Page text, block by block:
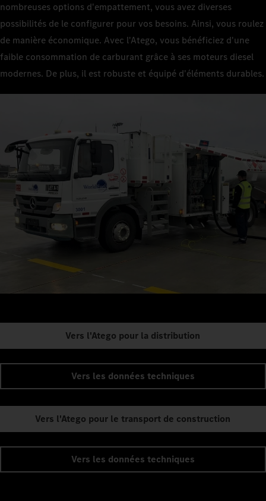
nombreuses options d'empattement, vous avez diverses
possibilités de le configurer pour vos besoins. Ainsi, vous roulez
de manière économique. Avec l'Atego, vous bénéficiez d'une
faible consommation de carburant grâce à ses moteurs diesel
modernes. De plus, il est robuste et équipé d'éléments durables.
Vers l'Atego pour la distribution
Vers les données techniques
Vers l'Atego pour le transport de construction
Vers les données techniques